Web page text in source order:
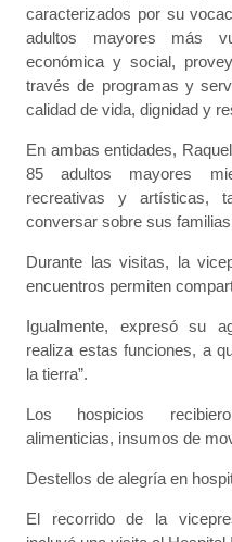
caracterizados por su
adultos mayores más
económica y social,
través de programas y
calidad de vida, dignidad y
En ambas entidades,
85 adultos mayores
recreativas y artísticas,
conversar sobre sus
Durante las visitas, la
encuentros permiten
Igualmente, expresó su
realiza estas funciones, a
la tierra”.
Los hospicios
alimenticias, insumos de
Destellos de alegría en
El recorrido de la